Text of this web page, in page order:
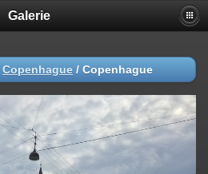
Galerie
Copenhague / Copenhague